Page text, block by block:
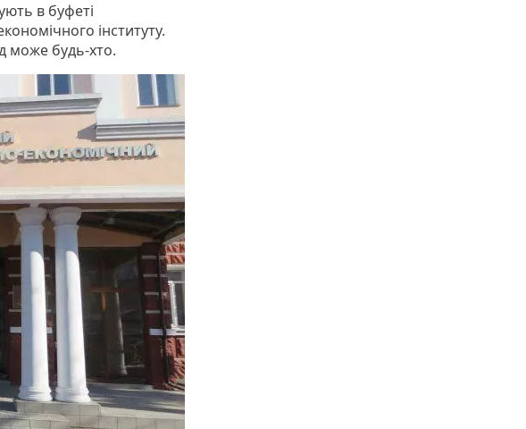
в буфеті
інституту.
може будь-хто.